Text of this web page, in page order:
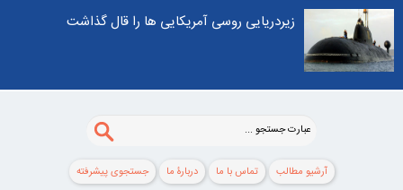
زیردریایی روسی آمریکایی ها را قال گذاشت
آرشیو مطالب تماس با ما دربارۀ ما جستجوی پيشرفته